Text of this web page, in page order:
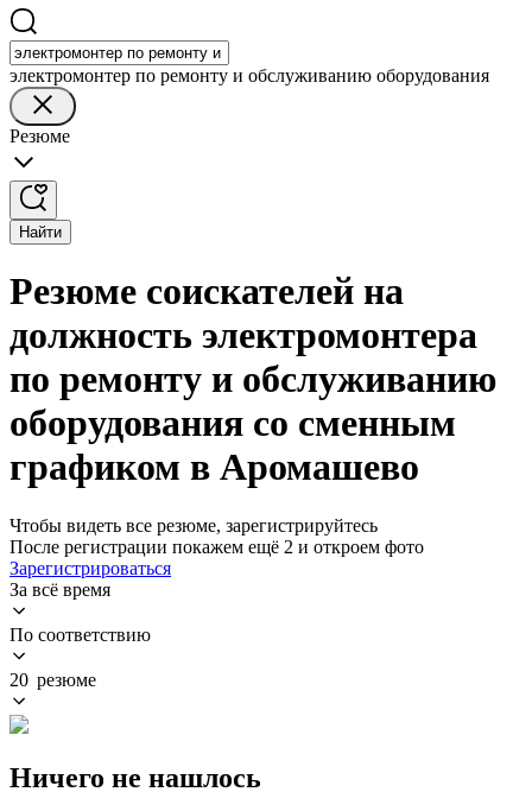
электромонтер по ремонту и обслуживанию оборудования
Резюме
Найти
Резюме соискателей на
должность электромонтера
по ремонту и обслуживанию
оборудования со сменным
графиком в Аромашево
Чтобы видеть все резюме, зарегистрируйтесь
После регистрации покажем ещё 2 и откроем фото
Зарегистрироваться
За всё время
По соответствию
20 резюме
Ничего не нашлось